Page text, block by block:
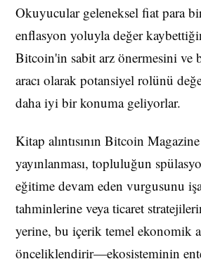
Okuyucular geleneksel fiat para
enflasyon yoluyla değer
Bitcoin'in sabit arz önermesini ve
aracı olarak potansiyel rolünü
daha iyi bir konuma geliyorlar.
Kitap alıntısının Bitcoin Magazine
yayınlanması, topluluğun
eğitime devam eden vurgusunu
tahminlerine veya ticaret
yerine, bu içerik temel ekonomik
önceliklendirir—ekosisteminin